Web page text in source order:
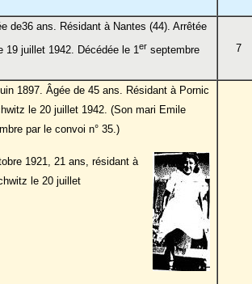
de36 ans. Résidant à Nantes (44). Arrêtée
19 juillet 1942. Décédée le 1er septembre
7
1897. Âgée de 45 ans. Résidant à Pornic
le 20 juillet 1942. (Son mari Emile
par le convoi n° 35.)
1921, 21 ans, résidant à
le 20 juillet